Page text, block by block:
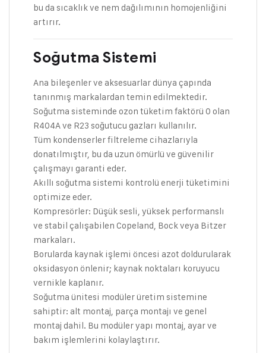
bu da sıcaklık ve nem dağılımının homojenliğini
artırır.
Soğutma Sistemi
Ana bileşenler ve aksesuarlar dünya çapında
tanınmış markalardan temin edilmektedir.
Soğutma sisteminde ozon tüketim faktörü 0 olan
R404A ve R23 soğutucu gazları kullanılır.
Tüm kondenserler filtreleme cihazlarıyla
donatılmıştır, bu da uzun ömürlü ve güvenilir
çalışmayı garanti eder.
Akıllı soğutma sistemi kontrolü enerji tüketimini
optimize eder.
Kompresörler: Düşük sesli, yüksek performanslı
ve stabil çalışabilen Copeland, Bock veya Bitzer
markaları.
Borularda kaynak işlemi öncesi azot doldurularak
oksidasyon önlenir; kaynak noktaları koruyucu
vernikle kaplanır.
Soğutma ünitesi modüler üretim sistemine
sahiptir: alt montaj, parça montajı ve genel
montaj dahil. Bu modüler yapı montaj, ayar ve
bakım işlemlerini kolaylaştırır.